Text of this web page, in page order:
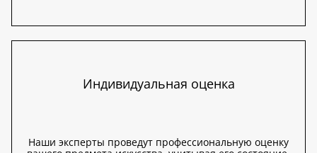
Индивидуальная оценка
Наши эксперты проведут профессиональную оценку